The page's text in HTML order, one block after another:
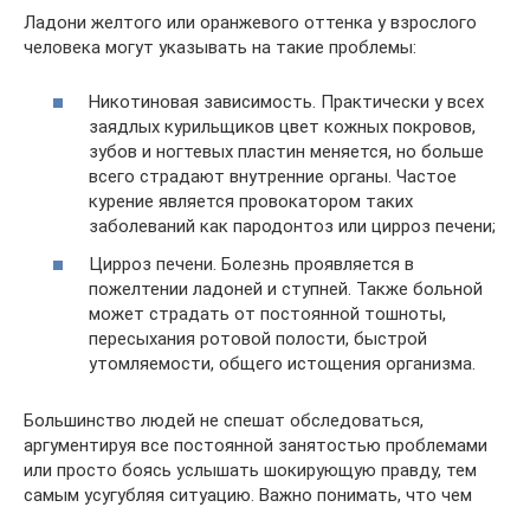
Ладони желтого или оранжевого оттенка у взрослого
человека могут указывать на такие проблемы:
Никотиновая зависимость. Практически у всех
заядлых курильщиков цвет кожных покровов,
зубов и ногтевых пластин меняется, но больше
всего страдают внутренние органы. Частое
курение является провокатором таких
заболеваний как пародонтоз или цирроз печени;
Цирроз печени. Болезнь проявляется в
пожелтении ладоней и ступней. Также больной
может страдать от постоянной тошноты,
пересыхания ротовой полости, быстрой
утомляемости, общего истощения организма.
Большинство людей не спешат обследоваться,
аргументируя все постоянной занятостью проблемами
или просто боясь услышать шокирующую правду, тем
самым усугубляя ситуацию. Важно понимать, что чем